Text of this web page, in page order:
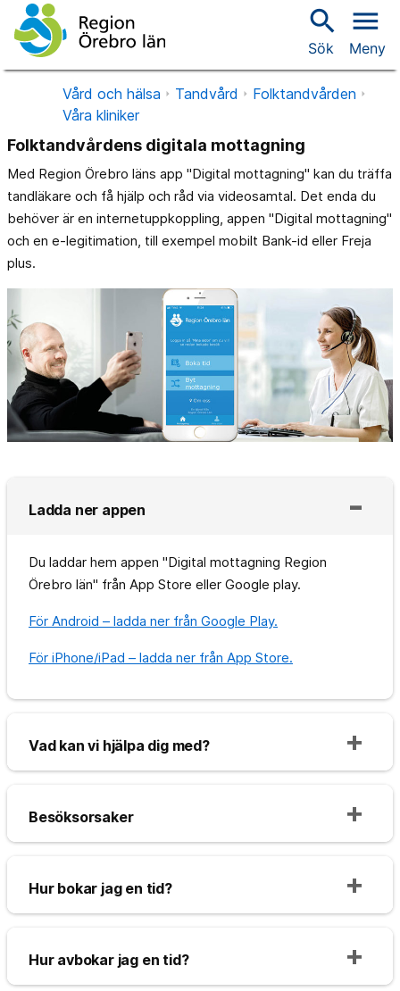
search
Sök
menu
Meny
Vård och hälsa Tandvård
Folktandvården
Våra kliniker
Folktandvårdens digitala mottagning
Med Region Örebro läns app "Digital mottagning" kan du träffa
tandläkare och få hjälp och råd via videosamtal. Det enda du
behöver är en internetuppkoppling, appen "Digital mottagning"
och en e-legitimation, till exempel mobilt Bank-id eller Freja
plus.
Ladda ner appen
Du laddar hem appen "Digital mottagning Region
Örebro län" från App Store eller Google play.
För Android – ladda ner från Google Play.
För iPhone/iPad – ladda ner från App Store.
Vad kan vi hjälpa dig med?
Besöksorsaker
Hur bokar jag en tid?
Hur avbokar jag en tid?